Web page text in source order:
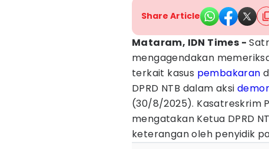
Share Article
Mataram, IDN Times -
mengagendakan
terkait kasus pembakaran
DPRD NTB dalam aksi
(30/8/2025). Kasatreskrim
mengatakan Ketua DPRD
keterangan oleh penyidik